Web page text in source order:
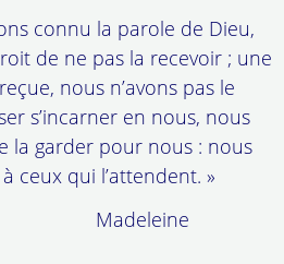
connu la parole de Dieu,
de ne pas la recevoir ; une
nous n’avons pas le
s’incarner en nous, nous
la garder pour nous : nous
ceux qui l’attendent. »